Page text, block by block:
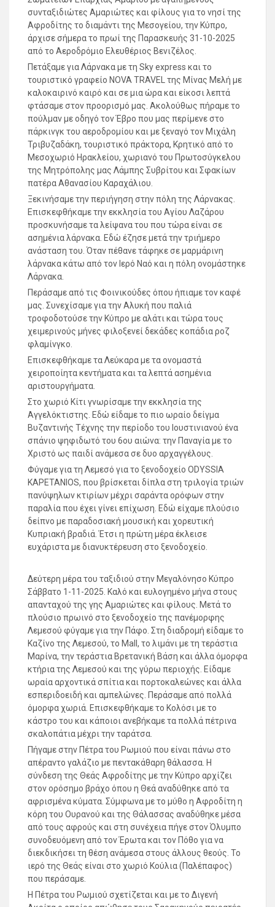
συνταξιδιώτες Αμαριώτες και φίλους για το νησί της
Αφροδίτης το διαμάντι της Μεσογείου, την Κύπρο,
άρχισε σήμερα το πρωί της Παρασκευής 31-10-2025
από το Αεροδρόμιο Ελευθέριος Βενιζέλος.
Πετάξαμε για Λάρνακα με τη Sky express και το
τουριστικό γραφείο NOVA TRAVEL της Μίνας Μελή με
καλοκαιρινό καιρό και σε μια ώρα και είκοσι λεπτά
φτάσαμε στον προορισμό μας. Ακολούθως πήραμε το
πούλμαν με οδηγό τον Έβρο που μας περίμενε στο
πάρκινγκ του αεροδρομίου και με ξεναγό τον Μιχάλη
Τριβυζαδάκη, τουριστικό πράκτορα, Κρητικό από το
Μεσοχωριό Ηρακλείου, χωριανό του Πρωτοσύγκελου
της Μητρόπολης μας Λάμπης Συβρίτου και Σφακίων
πατέρα Αθανασίου Καραχάλιου.
Ξεκινήσαμε την περιήγηση στην πόλη της Λάρνακας.
Επισκεφθήκαμε την εκκλησία του Αγίου Λαζάρου
προσκυνήσαμε τα λείψανα του που τώρα είναι σε
ασημένια λάρνακα. Εδώ έζησε μετά την τριήμερο
ανάσταση του. Όταν πέθανε τάφηκε σε μαρμάρινη
λάρνακα κάτω από τον Ιερό Ναό και η πόλη ονομάστηκε
Λάρνακα.
Περάσαμε από τις Φοινικούδες όπου ήπιαμε τον καφέ
μας. Συνεχίσαμε για την Αλυκή που παλιά
τροφοδοτούσε την Κύπρο με αλάτι και τώρα τους
χειμερινούς μήνες φιλοξενεί δεκάδες κοπάδια ροζ
φλαμίνγκο.
Επισκεφθήκαμε τα Λεύκαρα με τα ονομαστά
χειροποίητα κεντήματα και τα λεπτά ασημένια
αριστουργήματα.
Στο χωριό Κίτι γνωρίσαμε την εκκλησία της
Αγγελόκτιστης. Εδώ είδαμε το πιο ωραίο δείγμα
Βυζαντινής Τέχνης την περίοδο του Ιουστινιανού ένα
σπάνιο ψηφιδωτό του 6ου αιώνα: την Παναγία με το
Χριστό ως παιδί ανάμεσα σε δυο αρχαγγέλους.
Φύγαμε για τη Λεμεσό για το ξενοδοχείο ΟDYSSIA
KAPETANIOS, που βρίσκεται δίπλα στη τριλογία τριών
πανύψηλων κτιρίων μέχρι σαράντα ορόφων στην
παραλία που έχει γίνει επίχωση. Εδώ είχαμε πλούσιο
δείπνο με παραδοσιακή μουσική και χορευτική
Κυπριακή βραδιά. Έτσι η πρώτη μέρα έκλεισε
ευχάριστα με διανυκτέρευση στο ξενοδοχείο.
Δεύτερη μέρα του ταξιδιού στην Μεγαλόνησο Κύπρο
Σάββατο 1-11-2025. Καλό και ευλογημένο μήνα στους
απανταχού της γης Αμαριώτες και φίλους. Μετά το
πλούσιο πρωινό στο ξενοδοχείο της πανέμορφης
Λεμεσού φύγαμε για την Πάφο. Στη διαδρομή είδαμε το
Καζίνο της Λεμεσού, το Mall, το λιμάνι με τη τεράστια
Μαρίνα, την τεράστια Βρετανική Βάση και άλλα όμορφα
κτήρια της Λεμεσού και της γύρω περιοχής. Είδαμε
ωραία αρχοντικά σπίτια και πορτοκαλεώνες και άλλα
εσπεριδοειδή και αμπελώνες. Περάσαμε από πολλά
όμορφα χωριά. Επισκεφθήκαμε το Κολόσι με το
κάστρο του και κάποιοι ανεβήκαμε τα πολλά πέτρινα
σκαλοπάτια μέχρι την ταράτσα.
Πήγαμε στην Πέτρα του Ρωμιού που είναι πάνω στο
απέραντο γαλάζιο με πεντακάθαρη θάλασσα. Η
σύνδεση της Θεάς Αφροδίτης με την Κύπρο αρχίζει
στον ορόσημο βράχο όπου η Θεά αναδύθηκε από τα
αφρισμένα κύματα. Σύμφωνα με το μύθο η Αφροδίτη η
κόρη του Ουρανού και της Θάλασσας αναδύθηκε μέσα
από τους αφρούς και στη συνέχεια πήγε στον Όλυμπο
συνοδευόμενη από τον Έρωτα και τον Πόθο για να
διεκδικήσει τη θέση ανάμεσα στους άλλους θεούς. Το
ιερό της Θεάς είναι στο χωριό Κούλια (Παλέπαφος)
που περάσαμε.
Η Πέτρα του Ρωμιού σχετίζεται και με το Διγενή